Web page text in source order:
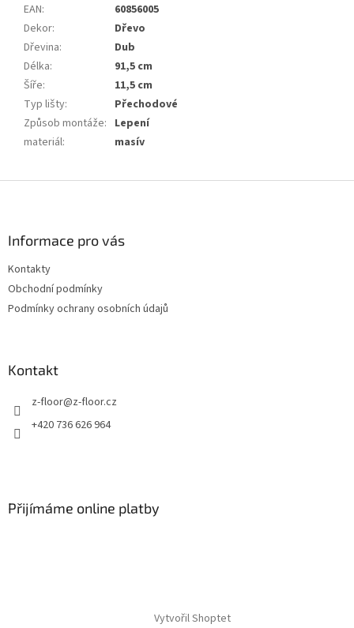
EAN:
60856005
Dekor:
Dřevo
Dřevina:
Dub
Délka:
91,5 cm
Šíře:
11,5 cm
Typ lišty:
Přechodové
Způsob montáže: Lepení
materiál: masív
Informace pro vás
Kontakty
Obchodní podmínky
Podmínky ochrany osobních údajů
Kontakt
z-floor@z-floor.cz
+420 736 626 964
Přijímáme online platby
Vytvořil Shoptet